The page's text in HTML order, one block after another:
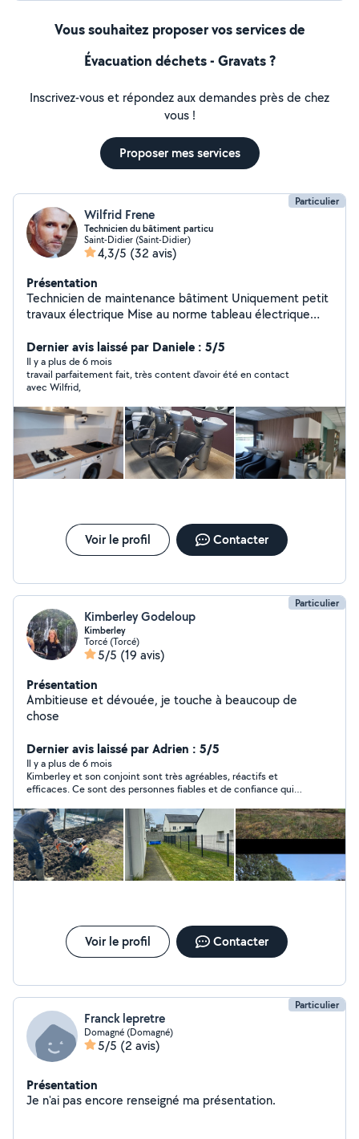
Vous souhaitez proposer vos services de
Évacuation déchets - Gravats ?
Inscrivez-vous et répondez aux demandes près de chez
vous !
Proposer mes services
Particulier
Wilfrid Frene
Technicien du bâtiment particu
Saint-Didier (Saint-Didier)
4,3/5 (32 avis)
Présentation
Technicien de maintenance bâtiment Uniquement petit
travaux électrique Mise au norme tableau électrique
,multicouche,remplacement mitigeur douche, lavabo
,evier vanne d arrêt. Alimentation electrique portail
battant Parquet chambre ,mise en place de barre de
rideaux ,raboter porte bois ,remplacement serrure.
entretien vmc Entretien ballon d eau chaude Déco sur
mur menuiserie. Mise en place d éclairage ou prise de
courant Habilitation électrique BR
Dernier avis laissé par Daniele : 5/5
Il y a plus de 6 mois
travail parfaitement fait, très content d'avoir été en contact
avec Wilfrid,
Voir le profil Contacter
Particulier
Kimberley Godeloup
Kimberley
Torcé (Torcé)
5/5 (19 avis)
Présentation
Ambitieuse et dévouée, je touche à beaucoup de
chose
Dernier avis laissé par Adrien : 5/5
Il y a plus de 6 mois
Kimberley et son conjoint sont très agréables, réactifs et
efficaces. Ce sont des personnes fiables et de confiance qui
de qualité.
Voir le profil Contacter
Particulier
Franck lepretre
Domagné (Domagné)
5/5 (2 avis)
Présentation
Je n'ai pas encore renseigné ma présentation.